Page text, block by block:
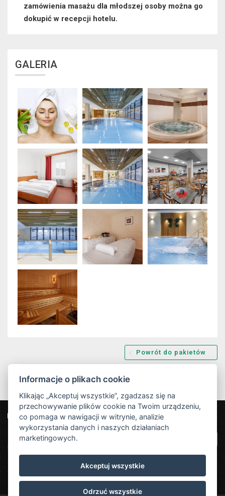
zamówienia masażu dla młodszej osoby można go
dokupić w recepcji hotelu.
GALERIA
Powrót do pakietów
Hotel Červenohorské sedlo
Kouty nad Desnou 80, 788 11 Loučná nad
rezervace@hotelchs.cz
+420 724 363 234
|
Informacje o plikach cookie
Klikając „Akceptuj wszystkie”, zgadzasz się na
przechowywanie plików cookie na Twoim urządzeniu,
co pomaga w nawigacji w witrynie, analizie
wykorzystania danych i naszych działaniach
marketingowych.
Akceptuj wszystkie
Odrzuć wszystkie